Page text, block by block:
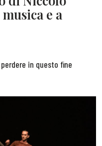
e a
in questo fine